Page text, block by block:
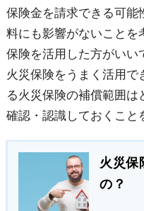
保険金を請求できる可能
料にも影響がないことを
保険を活用した方がいい
火災保険をうまく活用で
る火災保険の補償範囲は
確認・認識しておくこと
火災保
の？